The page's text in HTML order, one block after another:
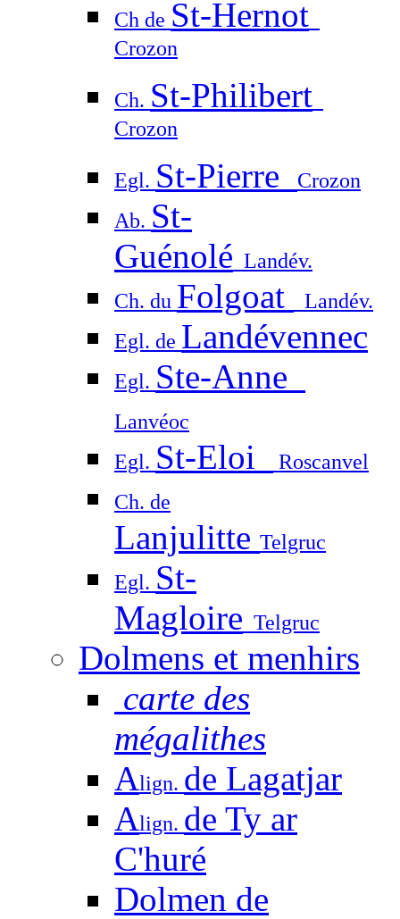
Ch de St-Hernot
Crozon
Ch. St-Philibert
Crozon
Egl. St-Pierre
Crozon
Ab. St-
Guénolé Landév.
Ch. du Folgoat
Landév.
Egl. de Landévennec
Egl. Ste-Anne
Lanvéoc
Egl. St-Eloi
Roscanvel
Ch. de
Lanjulitte Telgruc
Egl. St-
Magloire Telgruc
Dolmens et menhirs
carte des
mégalithes
Align. de Lagatjar
Align. de Ty ar
C'huré
Dolmen de